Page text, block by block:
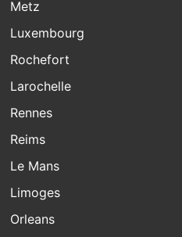
Metz
Luxembourg
Rochefort
Larochelle
Rennes
Reims
Le Mans
Limoges
Orleans